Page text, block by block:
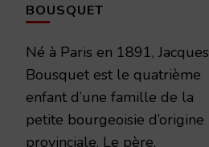
BOUSQUET
Né à Paris en 1891, Jacques
Bousquet est le quatrième
enfant d’une famille de la
petite bourgeoisie d’origine
provinciale. Le père,